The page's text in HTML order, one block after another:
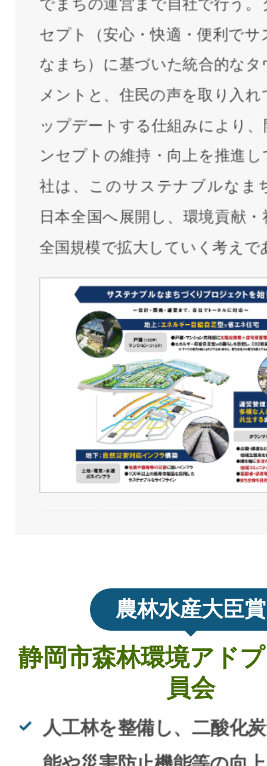
でまちの運営まで自社で行う
セプト（安心・快適・便利で
なまち）に基づいた統合的な
メントと、住民の声を取り入
ップデートする仕組みにより
ンセプトの維持・向上を推進
社は、このサステナブルなま
日本全国へ展開し、環境貢献
全国規模で拡大していく考えで
農林水産大臣賞
静岡市森林環境アド
員会
人工林を整備し、二酸化